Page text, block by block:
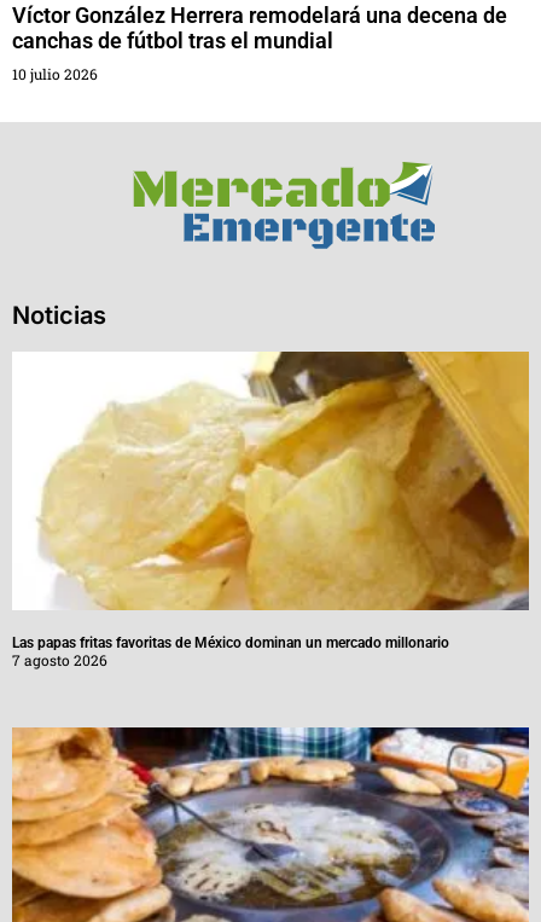
Víctor González Herrera remodelará una decena de
canchas de fútbol tras el mundial
10 julio 2026
Noticias
Las papas fritas favoritas de México dominan un mercado millonario
7 agosto 2026